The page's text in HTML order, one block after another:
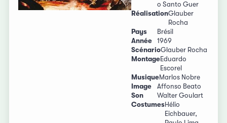
o Santo Guer
RéalisationGlauber
Rocha
Pays
Brésil
Année
1969
ScénarioGlauber Rocha
MontageEduardo
Escorel
MusiqueMarlos Nobre
Image
Affonso Beato
Son
Walter Goulart
CostumesHélio
Eichbauer,